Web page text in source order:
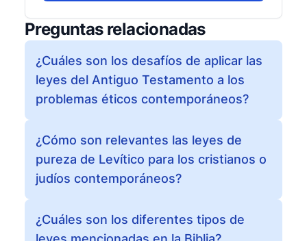
Preguntas relacionadas
¿Cuáles son los desafíos de aplicar las
leyes del Antiguo Testamento a los
problemas éticos contemporáneos?
¿Cómo son relevantes las leyes de
pureza de Levítico para los cristianos o
judíos contemporáneos?
¿Cuáles son los diferentes tipos de